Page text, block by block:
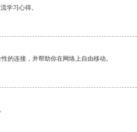
学习心得。
的连接，并帮助你在网络上自由移动。